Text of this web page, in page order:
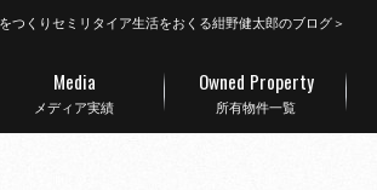
くりセミリタイア生活をおくる紺野健太郎のブログ＞
メディア実績
Media
所有物件一覧
Owned Property